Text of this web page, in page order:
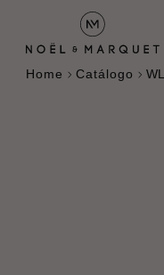
Home Catálogo